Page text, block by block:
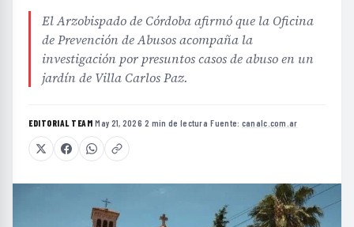
El Arzobispado de Córdoba afirmó que la Oficina
de Prevención de Abusos acompaña la
investigación por presuntos casos de abuso en un
jardín de Villa Carlos Paz.
EDITORIAL TEAM·May 21, 2026·2 min de lectura·Fuente: canalc.com.ar